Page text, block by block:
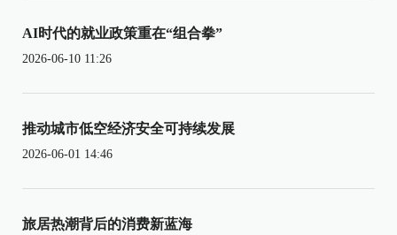
AI时代的就业政策重在“组合拳”
2026-06-10 11:26
推动城市低空经济安全可持续发展
2026-06-01 14:46
旅居热潮背后的消费新蓝海